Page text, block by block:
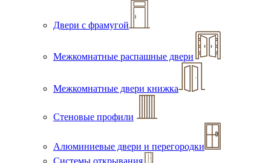
Двери с фрамугой
Межкомнатные распашные двери
Межкомнатные двери книжка
Стеновые профили
Алюминиевые двери и перегородки
Системы открывания